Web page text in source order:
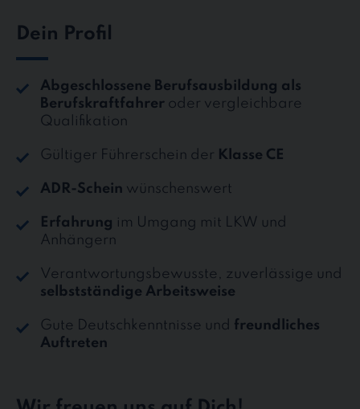
Dein Profil
Abgeschlossene Berufsausbildung als
Berufskraftfahrer oder vergleichbare
Qualifikation
Gültiger Führerschein der Klasse CE
ADR-Schein wünschenswert
Erfahrung im Umgang mit LKW und
Anhängern
Verantwortungsbewusste, zuverlässige und
selbstständige Arbeitsweise
Gute Deutschkenntnisse und freundliches
Auftreten